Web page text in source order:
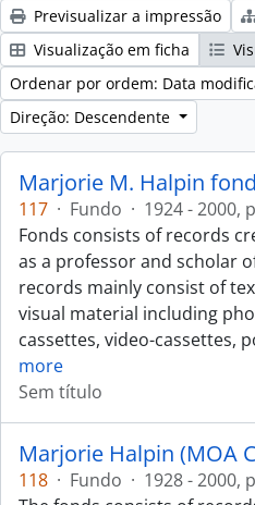
Previsualizar a impressão
Visualização em ficha
Ordenar por ordem: Data
Direção: Descendente
Marjorie M. Halpin
117 · Fundo · 1924 - 2000,
Fonds consists of records
as a professor and scholar
records mainly consist of
visual material including
cassettes, video-cassettes,
more
Sem título
Marjorie Halpin (MOA
118 · Fundo · 1928 - 2000,